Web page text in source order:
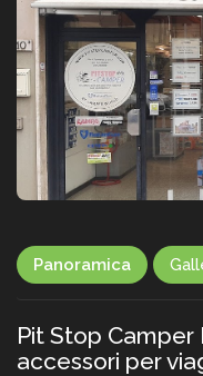
Panoramica
Pit Stop Camper
accessori per